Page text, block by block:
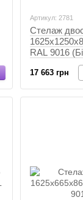
Артикул: 2781
Стелаж
RAL 9016
17 663 грн